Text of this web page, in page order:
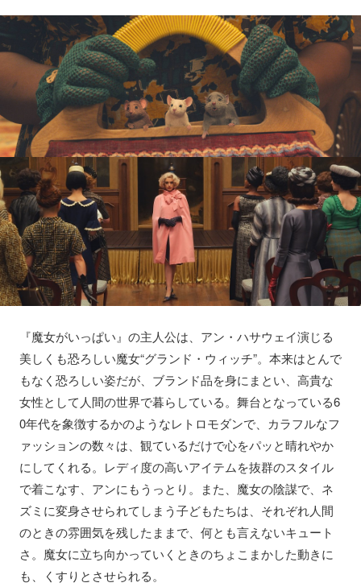
『魔女がいっぱい』の主人公は、アン・ハサウェイ演じる
美しくも恐ろしい魔女“グランド・ウィッチ”。本来はとんで
もなく恐ろしい姿だが、ブランド品を身にまとい、高貴な
女性として人間の世界で暮らしている。舞台となっている6
0年代を象徴するかのようなレトロモダンで、カラフルなフ
ァッションの数々は、観ているだけで心をパッと晴れやか
にしてくれる。レディ度の高いアイテムを抜群のスタイル
で着こなす、アンにもうっとり。また、魔女の陰謀で、ネ
ズミに変身させられてしまう子どもたちは、それぞれ人間
のときの雰囲気を残したままで、何とも言えないキュート
さ。魔女に立ち向かっていくときのちょこまかした動きに
も、くすりとさせられる。